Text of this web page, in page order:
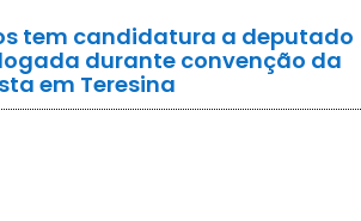
tem candidatura a deputado
durante convenção da
em Teresina